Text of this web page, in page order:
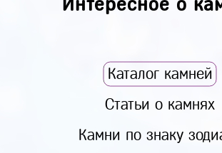
Каталог камней
Статьи о камнях
Камни по знаку